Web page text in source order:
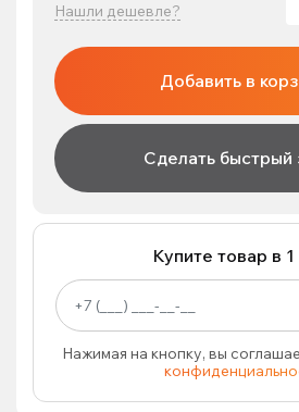
Нашли дешевле?
Добавить в
Сделать быстрый
Купите товар в 1
Нажимая на кнопку, вы